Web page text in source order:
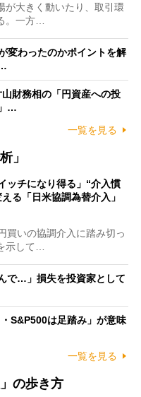
大きく動いたり、取引環
。一方…
変わったのかポイントを解
財務相の「円資産への投
…
一覧を見る
」
ッチになり得る」“介入慣
る「日米協調為替介入」
いの協調介入に踏み切っ
示して…
で…」損失を投資家として
S&P500は足踏み」が意味
一覧を見る
の歩き方